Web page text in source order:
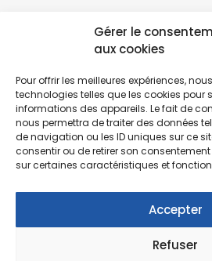
Gérer le
aux cookies
Pour offrir les meilleures expériences,
technologies telles que les cookies pour
informations des appareils. Le fait de
nous permettra de traiter des données
de navigation ou les ID uniques sur ce
consentir ou de retirer son
sur certaines caractéristiques et
Accepter
Refuser
Rejoignez notre communauté sur
Nouvelles collections, vie de
inspirations : soyez informés de
actualités.
© Copyright Fonction